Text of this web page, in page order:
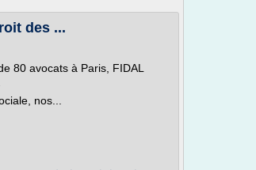
des ...
80 avocats à Paris, FIDAL
nos...